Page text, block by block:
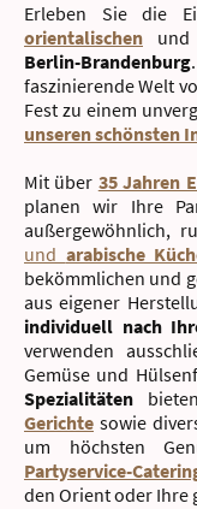
Erleben Sie die
orientalischen und
Berlin-Brandenburg
faszinierende Welt
Fest zu einem
unseren schönsten
Mit über 35 Jahren
planen wir Ihre
außergewöhnlich,
und arabische
bekömmlichen und
aus eigener
individuell nach
verwenden
Gemüse und
Spezialitäten
Gerichte sowie
um höchsten
Partyservice-
den Orient oder Ihre